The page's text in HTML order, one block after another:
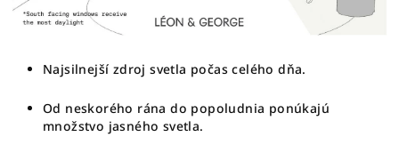
Najsilnejší zdroj svetla počas celého dňa.
Od neskorého rána do popoludnia ponúkajú
množstvo jasného svetla.